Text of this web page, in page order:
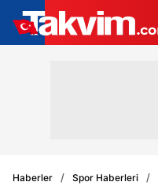
Haberler Spor Haberleri